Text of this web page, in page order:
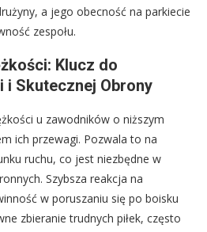
a jego obecność na parkiecie
zespołu.
Klucz do
i Skutecznej Obrony
u zawodników o niższym
ich przewagi. Pozwala to na
ruchu, co jest niezbędne w
Szybsza reakcja na
w poruszaniu się po boisku
zbieranie trudnych piłek, często